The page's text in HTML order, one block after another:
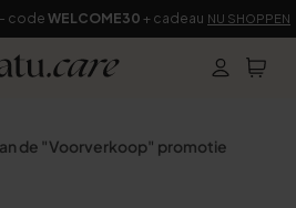
code WELCOME30 + cadeau NU SHOPPEN
de "Voorverkoop" promotie